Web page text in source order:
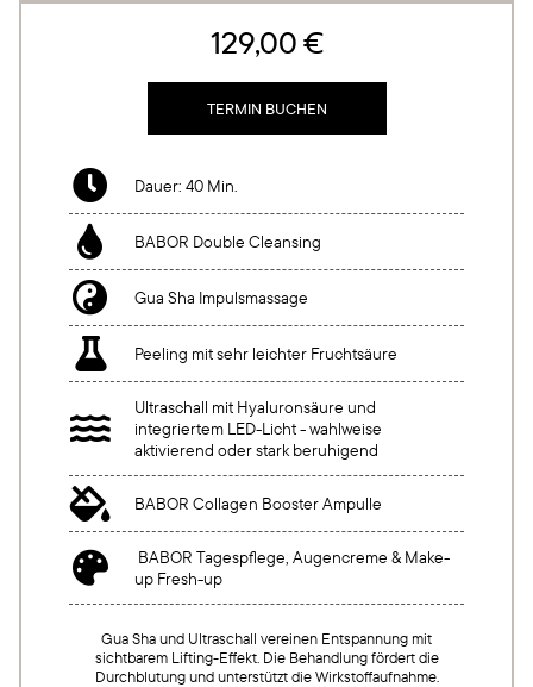
129,00 €
TERMIN BUCHEN
 Dauer: 40 Min.
 BABOR Double Cleansing
 Gua Sha Impulsmassage
 Peeling mit sehr leichter Fruchtsäure

Ultraschall mit Hyaluronsäure und
integriertem LED-Licht - wahlweise
aktivierend oder stark beruhigend
 BABOR Collagen Booster Ampulle

BABOR Tagespflege, Augencreme & Make-
up Fresh-up
Gua Sha und Ultraschall vereinen Entspannung mit
sichtbarem Lifting-Effekt. Die Behandlung fördert die
Durchblutung und unterstützt die Wirkstoffaufnahme.